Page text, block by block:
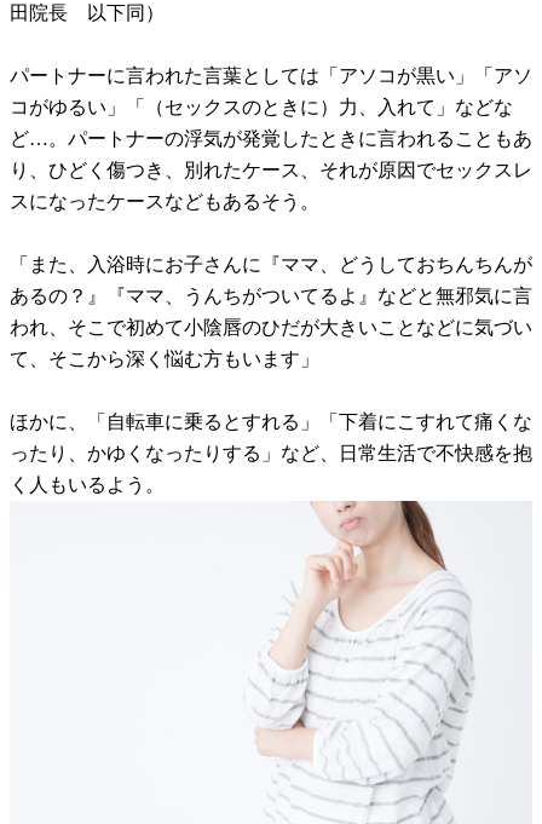
田院長 以下同）
パートナーに言われた言葉としては「アソコが黒い」「アソ
コがゆるい」「（セックスのときに）力、入れて」などな
ど…。パートナーの浮気が発覚したときに言われることもあ
り、ひどく傷つき、別れたケース、それが原因でセックスレ
スになったケースなどもあるそう。
「また、入浴時にお子さんに『ママ、どうしておちんちんが
あるの？』『ママ、うんちがついてるよ』などと無邪気に言
われ、そこで初めて小陰唇のひだが大きいことなどに気づい
て、そこから深く悩む方もいます」
ほかに、「自転車に乗るとすれる」「下着にこすれて痛くな
ったり、かゆくなったりする」など、日常生活で不快感を抱
く人もいるよう。